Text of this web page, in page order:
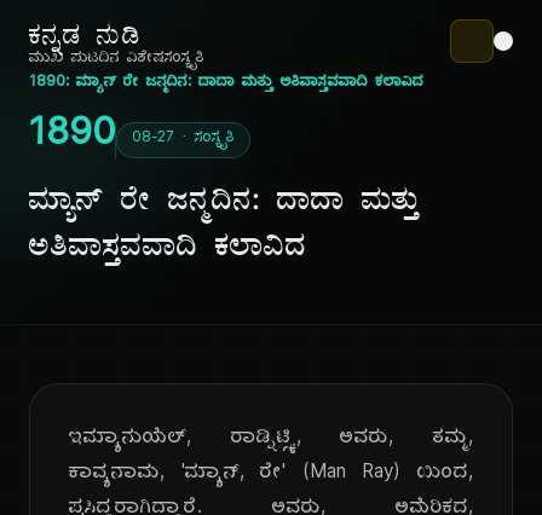
ಕನ್ನಡ ನುಡಿ
ಮುಖ ಪುಟದಿನ ವಿಶೇಷಸಂಸ್ಕೃತಿ
1890: ಮ್ಯಾನ್ ರೇ ಜನ್ಮದಿನ: ದಾದಾ ಮತ್ತು ಅತಿವಾಸ್ತವವಾದಿ ಕಲಾವಿದ
1890 08-27 · ಸಂಸ್ಕೃತಿ
ಮ್ಯಾನ್ ರೇ ಜನ್ಮದಿನ: ದಾದಾ ಮತ್ತು
ಅತಿವಾಸ್ತವವಾದಿ ಕಲಾವಿದ
ಇಮ್ಯಾನುಯೆಲ್, ರಾಡ್ನಿಟ್ಸ್ಕಿ, ಅವರು, ತಮ್ಮ,
ಕಾವ್ಯನಾಮ, 'ಮ್ಯಾನ್, ರೇ' (Man Ray) ಯಿಂದ,